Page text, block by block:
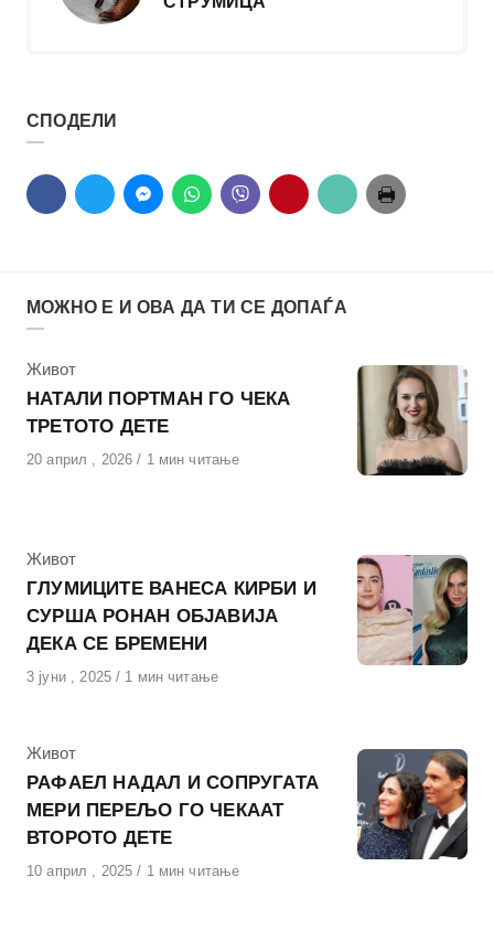
СПОДЕЛИ
МОЖНО Е И ОВА ДА ТИ СЕ ДОПАЃА
КАтегорија
Живот
НАТАЛИ ПОРТМАН ГО ЧЕКА
ТРЕТОТО ДЕТЕ
Објавено
20 април , 2026 1 мин читање
КАтегорија
Живот
ГЛУМИЦИТЕ ВАНЕСА КИРБИ И
СУРША РОНАН ОБЈАВИЈА
ДЕКА СЕ БРЕМЕНИ
Објавено
3 јуни , 2025 1 мин читање
КАтегорија
Живот
РАФАЕЛ НАДАЛ И СОПРУГАТА
МЕРИ ПЕРЕЉО ГО ЧЕКААТ
ВТОРОТО ДЕТЕ
Објавено
10 април , 2025 1 мин читање